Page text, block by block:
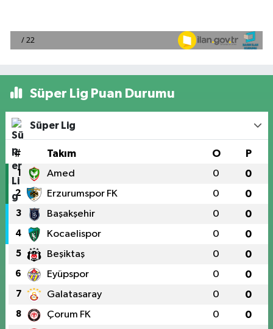
Süper Lig Puan Durumu
Süper Lig
# Takım O P
1 Amed 0 0
2 Erzurumspor FK 0 0
3 Başakşehir 0 0
4 Kocaelispor 0 0
5 Beşiktaş 0 0
6 Eyüpspor 0 0
7 Galatasaray 0 0
8 Çorum FK 0 0